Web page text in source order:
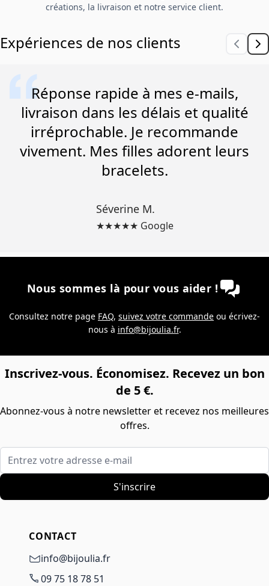
créations, la livraison et notre service client.
Expériences de nos clients
Réponse rapide à mes e-mails,
livraison dans les délais et qualité
irréprochable. Je recommande
vivement. Mes filles adorent leurs
bracelets.
Séverine M.
★★★★★ Google
Nous sommes là pour vous aider !
Consultez notre page FAQ, suivez votre commande ou écrivez-
nous à info@bijoulia.fr.
Inscrivez-vous. Économisez. Recevez un bon
de 5 €.
Abonnez-vous à notre newsletter et recevez nos meilleures
offres.
Entrez votre adresse e-mail
S'inscrire
CONTACT
info@bijoulia.fr
09 75 18 78 51